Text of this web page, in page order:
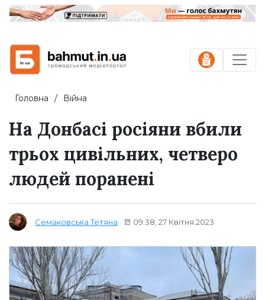
Головна Війна
На Донбасі росіяни вбили
трьох цивільних, четверо
людей поранені
Семаковська Тетяна 09:38, 27 Квітня 2023